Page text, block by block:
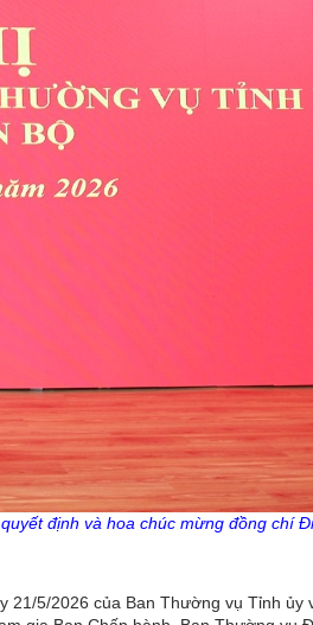
định và hoa chúc mừng đồng chí
21/5/2026 của Ban Thường vụ Tỉnh ủy